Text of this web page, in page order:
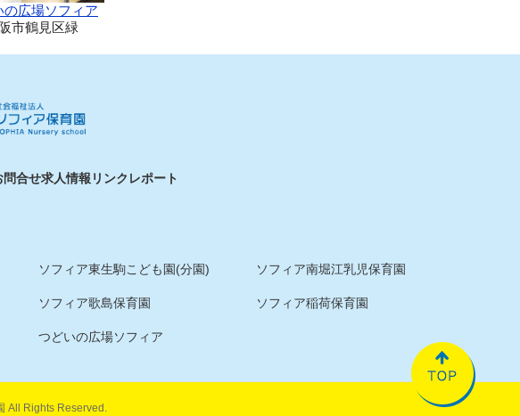
の広場ソフィア
市鶴見区緑
問合せ求人情報 リンク レポート
ソフィア東生駒こども園(分園) ソフィア南堀江乳児保育園
ソフィア歌島保育園 ソフィア稲荷保育園
つどいの広場ソフィア
All Rights Reserved.